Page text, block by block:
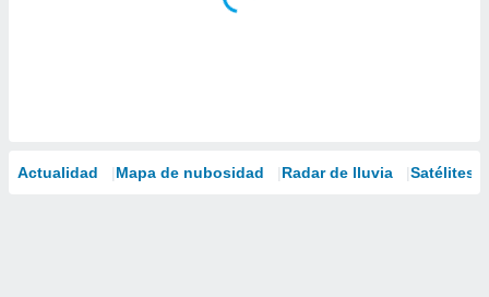
Actualidad Mapa de nubosidad Radar de lluvia Satélites